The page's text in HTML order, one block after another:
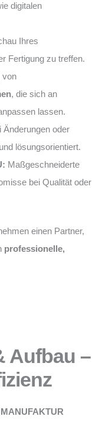
digitalen
Ihres
Fertigung zu treffen.
von
, die sich an
lassen.
Änderungen oder
lösungsorientiert.
Maßgeschneiderte
bei Qualität oder
einen Partner,
professionelle,
Aufbau –